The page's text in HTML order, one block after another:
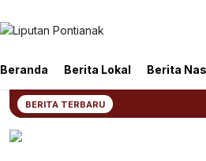
Liputan Pontianak
Berita Terkini dan TerUpdate
Beranda Berita Lokal Berita
BERITA TERBARU